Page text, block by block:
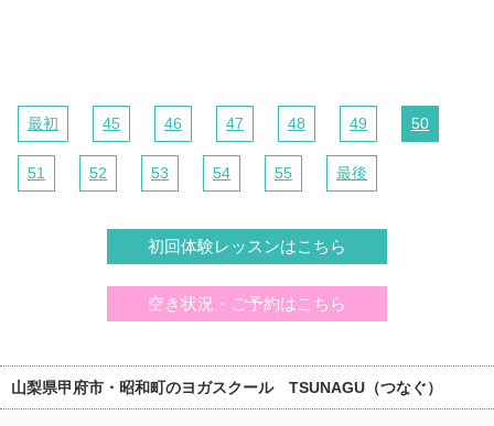
最初 45 46 47 48 49 50
51 52 53 54 55 最後
初回体験レッスンはこちら
空き状況・ご予約はこちら
山梨県甲府市・昭和町のヨガスクール TSUNAGU（つなぐ）